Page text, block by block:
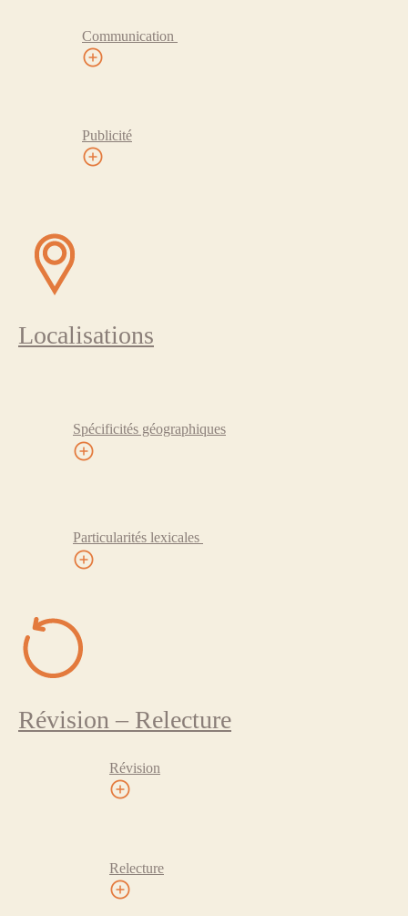
Communication
Publicité
Localisations
Spécificités géographiques
Particularités lexicales
Révision – Relecture
Révision
Relecture